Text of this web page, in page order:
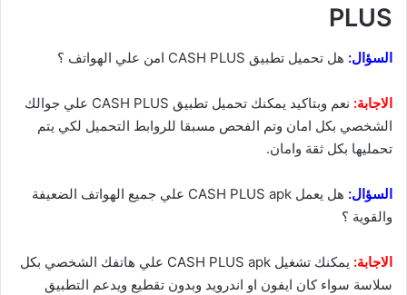
PLUS
السؤال: هل تحميل تطبيق CASH PLUS امن علي الهواتف ؟
الاجابة:
نعم وبتاكيد يمكنك تحميل تطبيق CASH PLUS علي جوالك
الشخصي بكل امان وتم الفحص مسبقا للروابط التحميل لكي يتم
تحمليها بكل ثقة وامان.
السؤال:
هل يعمل CASH PLUS apk علي جميع الهواتف الضعيفة
والقوية ؟
الاجابة:
يمكنك تشغيل CASH PLUS apk علي هاتفك الشخصي بكل
سلاسة سواء كان ايفون او اندرويد وبدون تقطيع ويدعم التطبيق